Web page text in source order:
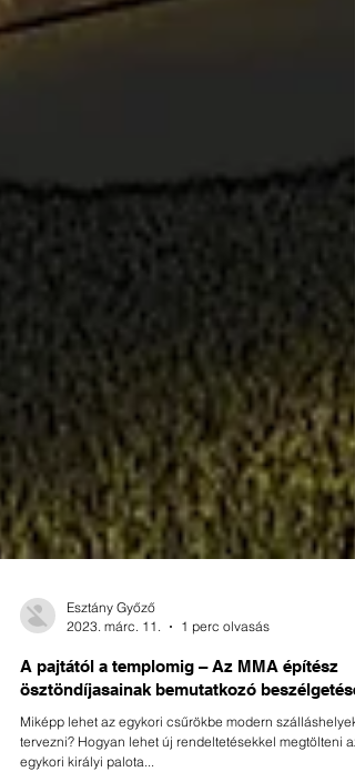
Esztány Győző
2023. márc. 11.
1 perc olvasás
A pajtától a templomig – Az MMA építész
ösztöndíjasainak bemutatkozó beszélgetése